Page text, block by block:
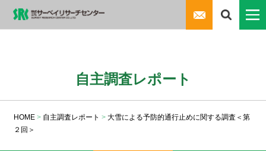
自主調査レポート
HOME > 自主調査レポート >大雪による予防的通行止めに関する調査＜第
２回＞